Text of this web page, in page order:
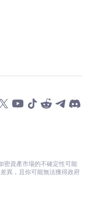
密資產市場的不確定性可能
異，且你可能無法獲得政府